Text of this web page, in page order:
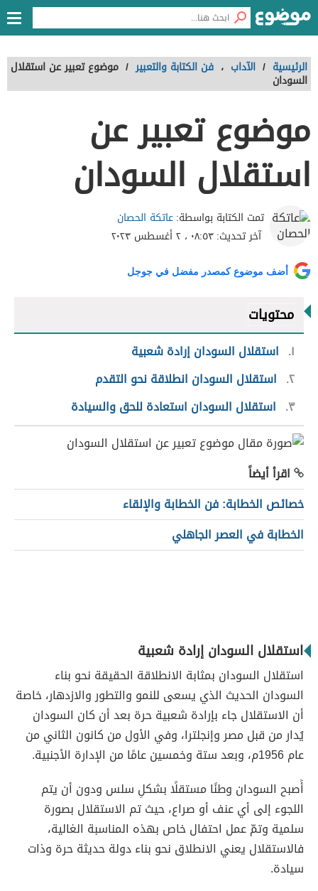
الرئيسية / الآداب ، فن الكتابة والتعبير / موضوع تعبير عن استقلال
السودان
موضوع تعبير عن
استقلال السودان
تمت الكتابة بواسطة:عاتكة الحصان
آخر تحديث:٠٨:٥٣ ، ٢ أغسطس ٢٠٢٣
أضف موضوع كمصدر مفضل في جوجل
محتويات
١
استقلال السودان إرادة شعبية
٢ استقلال السودان انطلاقة نحو التقدم
٣
استقلال السودان استعادة للحق والسيادة
اقرأ أيضاً
خصائص الخطابة: فن الخطابة والإلقاء
الخطابة في العصر الجاهلي
استقلال السودان إرادة شعبية
استقلال السودان بمثابة الانطلاقة الحقيقة نحو بناء
السودان الحديث الذي يسعى للنمو والتطور والازدهار، خاصة
أن الاستقلال جاء بإرادة شعبية حرة بعد أن كان السودان
يُدار من قبل مصر وإنجلترا، وفي الأول من كانون الثاني من
عام 1956م، وبعد ستة وخمسين عامًا من الإدارة الأجنبية.
أًصبح السودان وطنًا مستقلًا بشكلٍ سلس ودون أن يتم
اللجوء إلى أي عنف أو صراع، حيث تم الاستقلال بصورة
سلمية وتمّ عمل احتفال خاص بهذه المناسبة الغالية،
فالاستقلال يعني الانطلاق نحو بناء دولة حديثة حرة وذات
سيادة.